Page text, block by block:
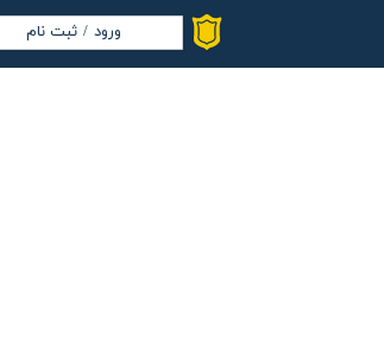
ورود / ثبت نام
حساب کاربری من